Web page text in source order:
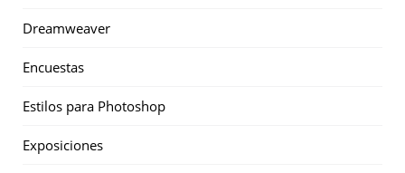
Dreamweaver
Encuestas
Estilos para Photoshop
Exposiciones